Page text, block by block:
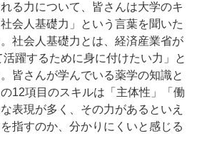
る力について、皆さんは大学のキ
会人基礎力」という言葉を聞いた
社会人基礎力とは、経済産業省が
躍するために身に付けたい力」と
皆さんが学んでいる薬学の知識と
12項目のスキルは「主体性」「働
表現が多く、その力があるといえ
指すのか、分かりにくいと感じる